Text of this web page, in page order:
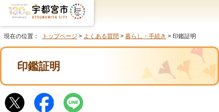
現在の位置： トップページ > よくある質問 > 暮らし・手続き > 印鑑証明
印鑑証明